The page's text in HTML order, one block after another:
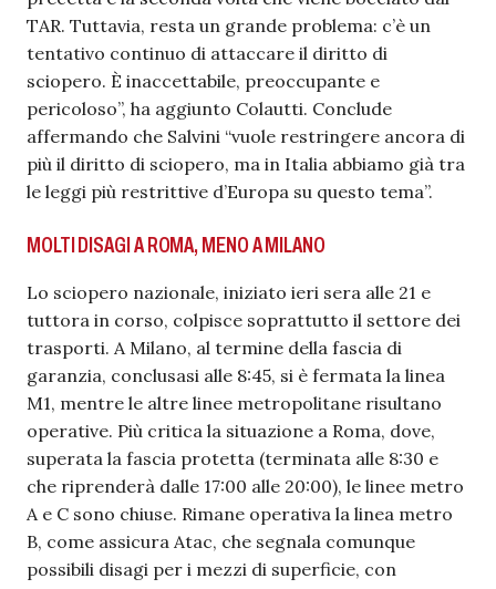
TAR. Tuttavia, resta un grande problema: c’è un
tentativo continuo di attaccare il diritto di
sciopero. È inaccettabile, preoccupante e
pericoloso”, ha aggiunto Colautti. Conclude
affermando che Salvini “vuole restringere ancora di
più il diritto di sciopero, ma in Italia abbiamo già tra
le leggi più restrittive d’Europa su questo tema”.
MOLTI DISAGI A ROMA, MENO A MILANO
Lo sciopero nazionale, iniziato ieri sera alle 21 e
tuttora in corso, colpisce soprattutto il settore dei
trasporti. A Milano, al termine della fascia di
garanzia, conclusasi alle 8:45, si è fermata la linea
M1, mentre le altre linee metropolitane risultano
operative. Più critica la situazione a Roma, dove,
superata la fascia protetta (terminata alle 8:30 e
che riprenderà dalle 17:00 alle 20:00), le linee metro
A e C sono chiuse. Rimane operativa la linea metro
B, come assicura Atac, che segnala comunque
possibili disagi per i mezzi di superficie, con